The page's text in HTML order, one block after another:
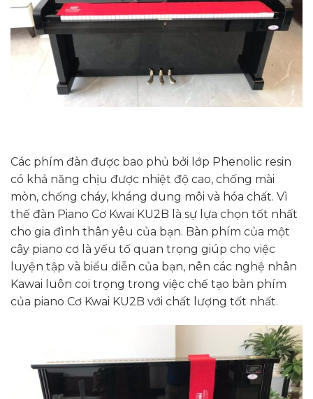
Các phím đàn được bao phủ bởi lớp Phenolic resin
có khả năng chịu được nhiệt độ cao, chống mài
mòn, chống cháy, kháng dung môi và hóa chất. Vì
thế đàn Piano Cơ Kwai KU2B là sự lựa chọn tốt nhất
cho gia đình thân yêu của bạn. Bàn phím của một
cây piano cơ là yếu tố quan trọng giúp cho việc
luyện tập và biểu diễn của bạn, nên các nghệ nhân
Kawai luôn coi trọng trong việc chế tạo bàn phím
của piano Cơ Kwai KU2B với chất lượng tốt nhất.